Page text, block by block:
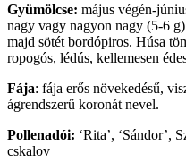
Gyümölcse: május végén-
nagy vagy nagyon nagy (5-6
majd sötét bordópiros. Húsa
ropogós, lédús, kellemesen
Fája: fája erős növekedésű,
ágrendszerű koronát nevel.
Pollenadói: ‘Rita’, ‘Sándor’,
cskalov